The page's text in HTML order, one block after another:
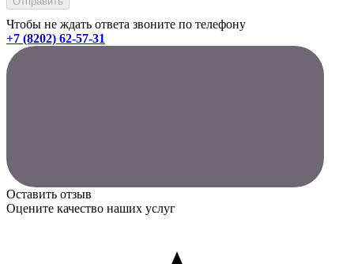
Чтобы не ждать ответа звоните по телефону
+7 (8202) 62-57-31
Оставить отзыв
Оцените качество наших услуг